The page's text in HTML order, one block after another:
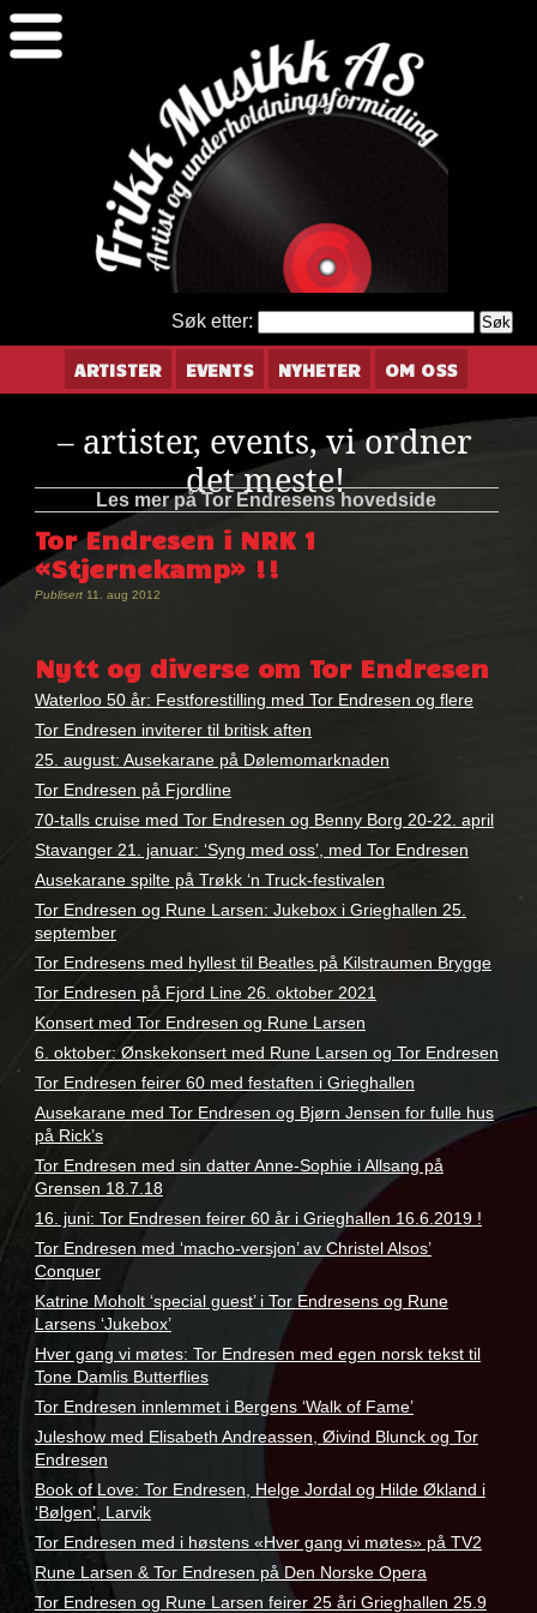
Søk etter:
ARTISTER EVENTS NYHETER OM OSS
– artister, events, vi ordner
det meste!
Les mer på Tor Endresens hovedside
Tor Endresen i NRK 1
«Stjernekamp» !!
Publisert11. aug 2012
Nytt og diverse om Tor Endresen
Waterloo 50 år: Festforestilling med Tor Endresen og flere
Tor Endresen inviterer til britisk aften
25. august: Ausekarane på Dølemomarknaden
Tor Endresen på Fjordline
70-talls cruise med Tor Endresen og Benny Borg 20-22. april
Stavanger 21. januar: ‘Syng med oss’, med Tor Endresen
Ausekarane spilte på Trøkk ‘n Truck-festivalen
Tor Endresen og Rune Larsen: Jukebox i Grieghallen 25.
september
Tor Endresens med hyllest til Beatles på Kilstraumen Brygge
Tor Endresen på Fjord Line 26. oktober 2021
Konsert med Tor Endresen og Rune Larsen
6. oktober: Ønskekonsert med Rune Larsen og Tor Endresen
Tor Endresen feirer 60 med festaften i Grieghallen
Ausekarane med Tor Endresen og Bjørn Jensen for fulle hus
på Rick’s
Tor Endresen med sin datter Anne-Sophie i Allsang på
Grensen 18.7.18
16. juni: Tor Endresen feirer 60 år i Grieghallen 16.6.2019 !
Tor Endresen med ‘macho-versjon’ av Christel Alsos’
Conquer
Katrine Moholt ‘special guest’ i Tor Endresens og Rune
Larsens ‘Jukebox’
Hver gang vi møtes: Tor Endresen med egen norsk tekst til
Tone Damlis Butterflies
Tor Endresen innlemmet i Bergens ‘Walk of Fame’
Juleshow med Elisabeth Andreassen, Øivind Blunck og Tor
Endresen
Book of Love: Tor Endresen, Helge Jordal og Hilde Økland i
‘Bølgen’, Larvik
Tor Endresen med i høstens «Hver gang vi møtes» på TV2
Rune Larsen & Tor Endresen på Den Norske Opera
Tor Endresen og Rune Larsen feirer 25 åri Grieghallen 25.9